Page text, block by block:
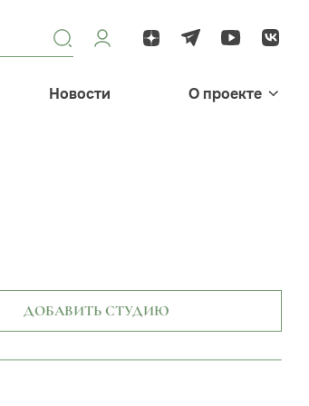
Новости О проекте
ДОБАВИТЬ СТУДИЮ